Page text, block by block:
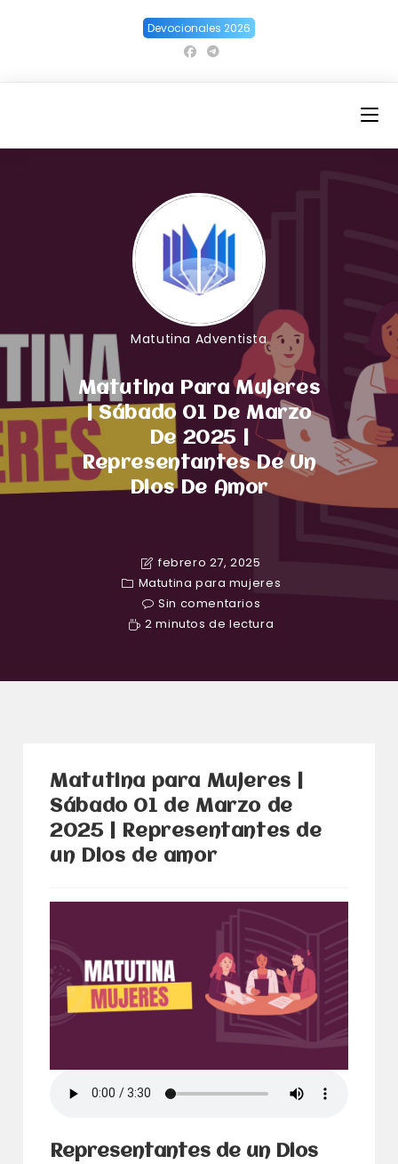
Devocionales 2026
Matutina Adventista
Matutina Para Mujeres
| Sábado 01 De Marzo
De 2025 |
Representantes De Un
Dios De Amor
febrero 27, 2025
Matutina para mujeres
Sin comentarios
2 minutos de lectura
Matutina para Mujeres |
Sábado 01 de Marzo de
2025 | Representantes de
un Dios de amor
Representantes de un Dios